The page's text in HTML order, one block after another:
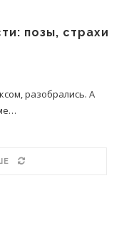
позы, страхи
разобрались. А